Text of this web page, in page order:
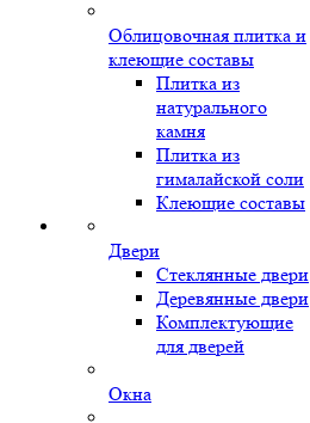
Облицовочная плитка и
клеющие составы
Плитка из
натурального
камня
Плитка из
гималайской соли
Клеющие составы
Двери
Стеклянные двери
Деревянные двери
Комплектующие
для дверей
Окна